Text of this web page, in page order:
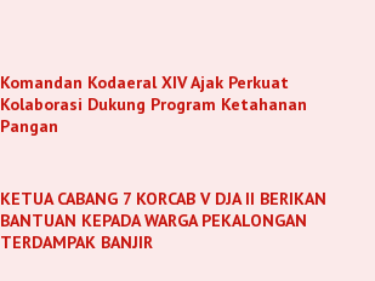
Komandan Kodaeral XIV Ajak Perkuat
Kolaborasi Dukung Program Ketahanan
Pangan
KETUA CABANG 7 KORCAB V DJA II BERIKAN
BANTUAN KEPADA WARGA PEKALONGAN
TERDAMPAK BANJIR